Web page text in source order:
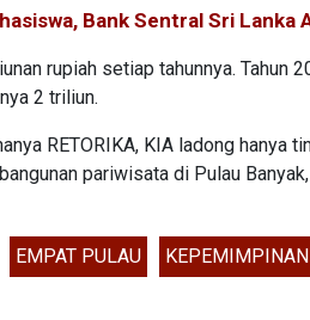
Bank Sentral Sri Lanka
rupiah setiap tahunnya. Tahun
2 triliun.
RETORIKA, KIA ladong hanya
pariwisata di Pulau
EMPAT PULAU KEPEMIMPINAN